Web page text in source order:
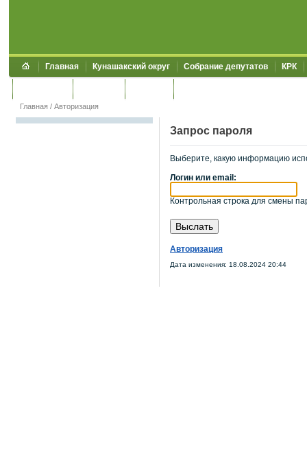
Главная Кунашакский округ Собрание депутатов КРК
Главная / Авторизация
Запрос пароля
Выберите, какую информацию
Логин или email:
Контрольная строка для смены
Авторизация
Дата изменения: 18.08.2024 20:44